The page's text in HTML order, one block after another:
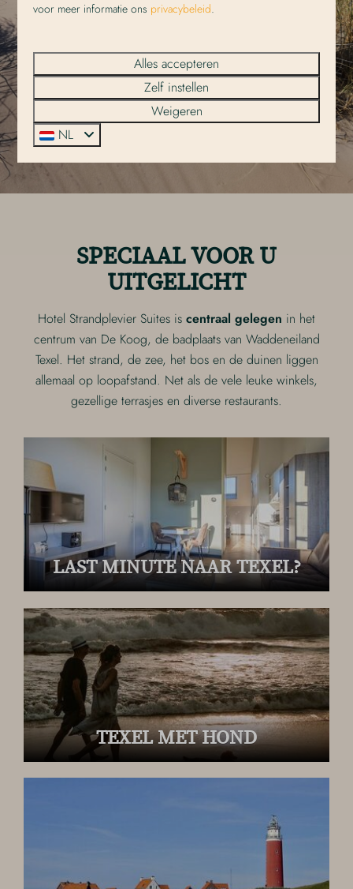
overdekt, achter het hek kan staan." | Cijfer 9,5
Bekijk onze beoordelingen
SPECIAAL VOOR U
UITGELICHT
Hotel Strandplevier Suites is centraal gelegen in het
centrum van De Koog, de badplaats van Waddeneiland
Texel. Het strand, de zee, het bos en de duinen liggen
allemaal op loopafstand. Net als de vele leuke winkels,
gezellige terrasjes en diverse restaurants.
LAST MINUTE NAAR TEXEL?
TEXEL MET HOND
voor meer informatie ons privacybeleid.
Alles accepteren
Zelf instellen
Weigeren
NL